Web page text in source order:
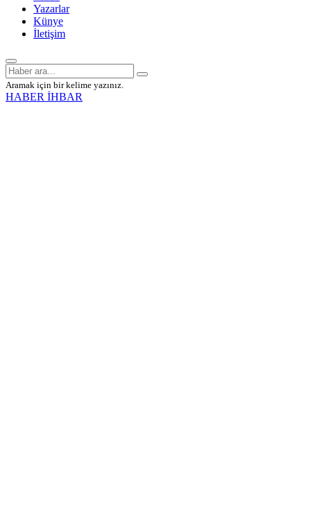
Yazarlar
Künye
İletişim
Aramak için bir kelime yazınız.
HABER İHBAR